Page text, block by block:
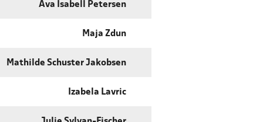
Ava Isabell Petersen
Maja Zdun
Mathilde Schuster Jakobsen
Izabela Lavric